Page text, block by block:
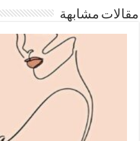
مقالات مشابهة